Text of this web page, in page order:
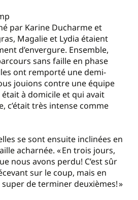
par Karine Ducharme et
Magalie et Lydia étaient
d’envergure. Ensemble,
sans faille en phase
ont remporté une demi-
jouions contre une équipe
à domicile et qui avait
c’était très intense comme
se sont ensuite inclinées en
acharnée. « En trois jours,
nous avons perdu! C’est sûr
sur le coup, mais en
super de terminer deuxièmes! »